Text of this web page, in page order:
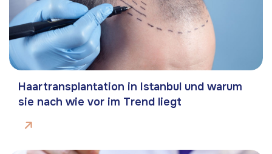
Haartransplantation in Istanbul und warum
sie nach wie vor im Trend liegt